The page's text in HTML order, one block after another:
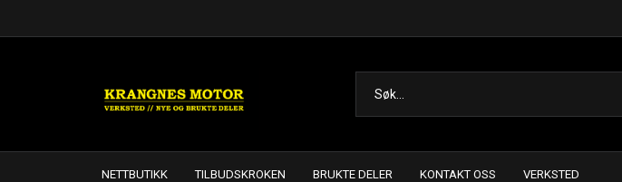
NETTBUTIKK TILBUDSKROKEN BRUKTE DELER KONTAKT OSS VERKSTED